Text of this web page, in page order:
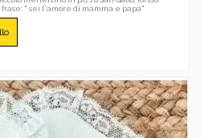
" sei l'amore di mamma e papà"